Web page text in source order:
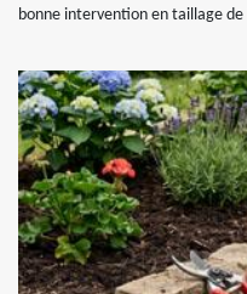
bonne intervention en taillage de